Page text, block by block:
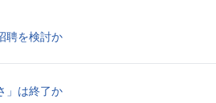
聘を検討か
」は終了か